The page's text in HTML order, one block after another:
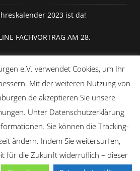
2023 ist da!
FACHVORTRAG AM 28.
im Radio
2024, All Rights Reserved
e.V. verwendet Cookies, um Ihr
Mit der weiteren Nutzung von
akzeptieren Sie unsere
Unter Datenschutzerklärung
Sie können die Tracking-
ändern. Indem Sie weitersurfen,
für die Zukunft widerruflich – dieser